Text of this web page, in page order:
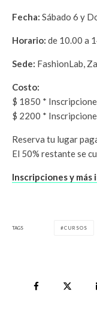
Fecha: Sábado 6 y
Horario: de 10.00 a
Sede: FashionLab,
Costo:
$ 1850 *
$ 2200 *
Reserva tu lugar
El 50% restante se
Inscripciones y más
TAGS CURSOS